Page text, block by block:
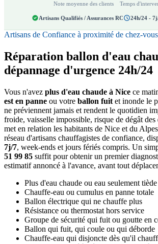
Note moyenne des clients Temps
Artisans Qualifiés / Assurances RC 24h/24 -
Artisans de Confiance à proximité de chez-vous
Réparation ballon d'eau
dépannage d'urgence 24h/24
Vous n'avez plus d'eau chaude à Nice ce
est en panne ou votre ballon fuit et inonde le
ne préviennent jamais et rendent le quotidien
froide, vaisselle impossible, risque de dégât
met en relation les habitants de Nice et du
réseau d'artisans chauffagistes de confiance,
7j/7, week-ends et jours fériés compris. Un
51 99 85 suffit pour obtenir un premier
estimatif annoncé à l'avance, avant tout
Plus d'eau chaude ou eau seulement
Chauffe-eau ou cumulus en panne totale
Ballon électrique qui ne chauffe plus
Résistance ou thermostat hors service
Groupe de sécurité qui fuit ou goutte en
Ballon qui fuit, qui coule ou qui déborde
Chauffe-eau qui disjoncte dès qu'il